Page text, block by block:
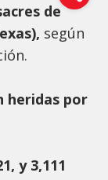
de
según
heridas por
y 3,111